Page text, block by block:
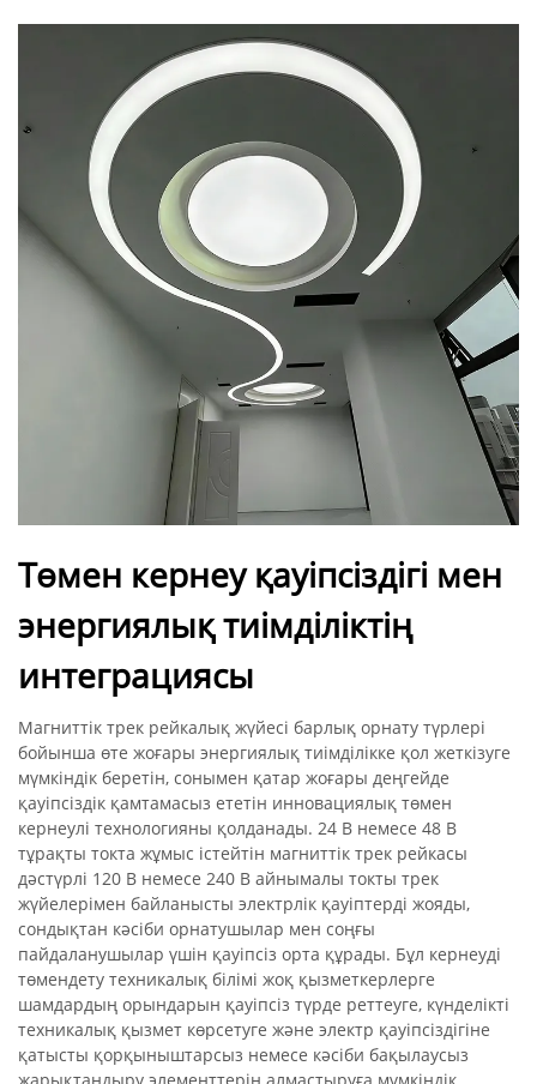
Төмен кернеу қауіпсіздігі мен
энергиялық тиімділіктің
интеграциясы
Магниттік трек рейкалық жүйесі барлық орнату түрлері
бойынша өте жоғары энергиялық тиімділікке қол жеткізуге
мүмкіндік беретін, сонымен қатар жоғары деңгейде
қауіпсіздік қамтамасыз ететін инновациялық төмен
кернеулі технологияны қолданады. 24 В немесе 48 В
тұрақты токта жұмыс істейтін магниттік трек рейкасы
дәстүрлі 120 В немесе 240 В айнымалы токты трек
жүйелерімен байланысты электрлік қауіптерді жояды,
сондықтан кәсіби орнатушылар мен соңғы
пайдаланушылар үшін қауіпсіз орта құрады. Бұл кернеуді
төмендету техникалық білімі жоқ қызметкерлерге
шамдардың орындарын қауіпсіз түрде реттеуге, күнделікті
техникалық қызмет көрсетуге және электр қауіпсіздігіне
қатысты қорқыныштарсыз немесе кәсіби бақылаусыз
жарықтандыру элементтерін алмастыруға мүмкіндік